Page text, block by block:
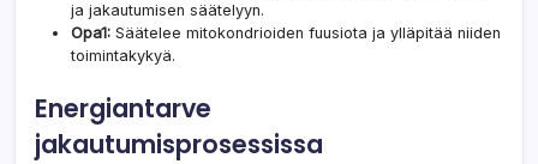
ja jakautumisen säätelyyn.
Opa1: Säätelee mitokondrioiden fuusiota ja ylläpitää niiden
toimintakykyä.
Energiantarve
jakautumisprosessissa